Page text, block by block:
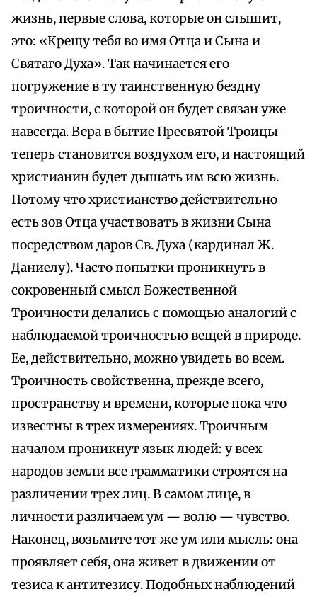
жизнь, первые слова, которые он слышит,
это: «Крещу тебя во имя Отца и Сына и
Святаго Духа». Так начинается его
погружение в ту таинственную бездну
троичности, с которой он будет связан уже
навсегда. Вера в бытие Пресвятой Троицы
теперь становится воздухом его, и настоящий
христианин будет дышать им всю жизнь.
Потому что христианство действительно
есть зов Отца участвовать в жизни Сына
посредством даров Св. Духа (кардинал Ж.
Даниелу). Часто попытки проникнуть в
сокровенный смысл Божественной
Троичности делались с помощью аналогий с
наблюдаемой троичностью вещей в природе.
Ее, действительно, можно увидеть во всем.
Троичность свойственна, прежде всего,
пространству и времени, которые пока что
известны в трех измерениях. Троичным
началом проникнут язык людей: у всех
народов земли все грамматики строятся на
различении трех лиц. В самом лице, в
личности различаем ум — волю — чувство.
Наконец, возьмите тот же ум или мысль: она
проявляет себя, она живет в движении от
тезиса к антитезису. Подобных наблюдений